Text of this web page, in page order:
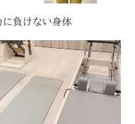
に負けない身体